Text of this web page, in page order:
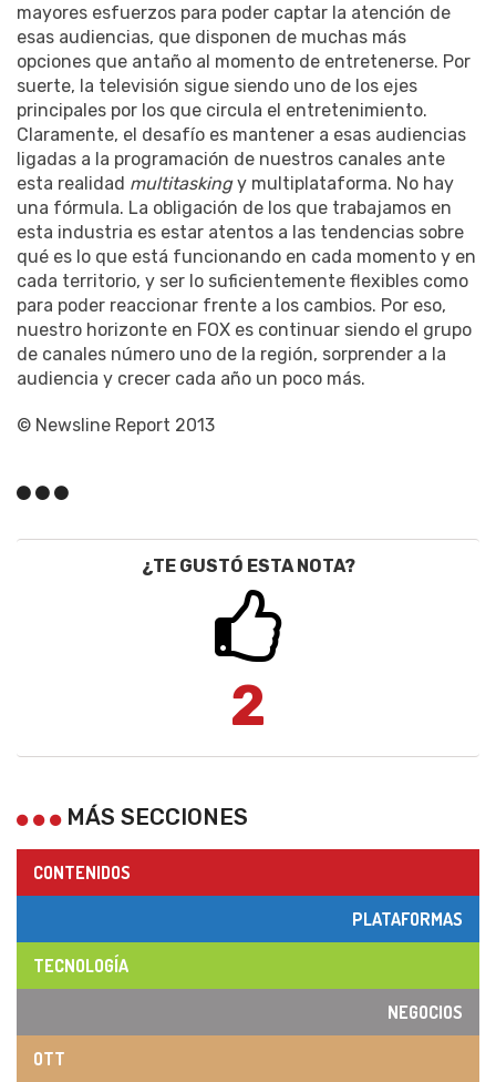
mayores esfuerzos para poder captar la atención de
esas audiencias, que disponen de muchas más
opciones que antaño al momento de entretenerse. Por
suerte, la televisión sigue siendo uno de los ejes
principales por los que circula el entretenimiento.
Claramente, el desafío es mantener a esas audiencias
ligadas a la programación de nuestros canales ante
esta realidad multitaskingy multiplataforma. No hay
una fórmula. La obligación de los que trabajamos en
esta industria es estar atentos a las tendencias sobre
qué es lo que está funcionando en cada momento y en
cada territorio, y ser lo suficientemente flexibles como
para poder reaccionar frente a los cambios. Por eso,
nuestro horizonte en FOX es continuar siendo el grupo
de canales número uno de la región, sorprender a la
audiencia y crecer cada año un poco más.
© Newsline Report 2013
¿TE GUSTÓ ESTA NOTA?
2
MÁS SECCIONES
CONTENIDOS
PLATAFORMAS
TECNOLOGÍA
NEGOCIOS
OTT